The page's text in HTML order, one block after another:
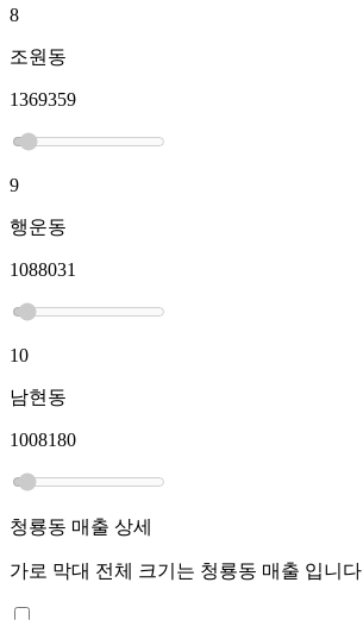
8
조원동
1369359
9
행운동
1088031
10
남현동
1008180
청룡동 매출 상세
가로 막대 전체 크기는 청룡동 매출 입니다